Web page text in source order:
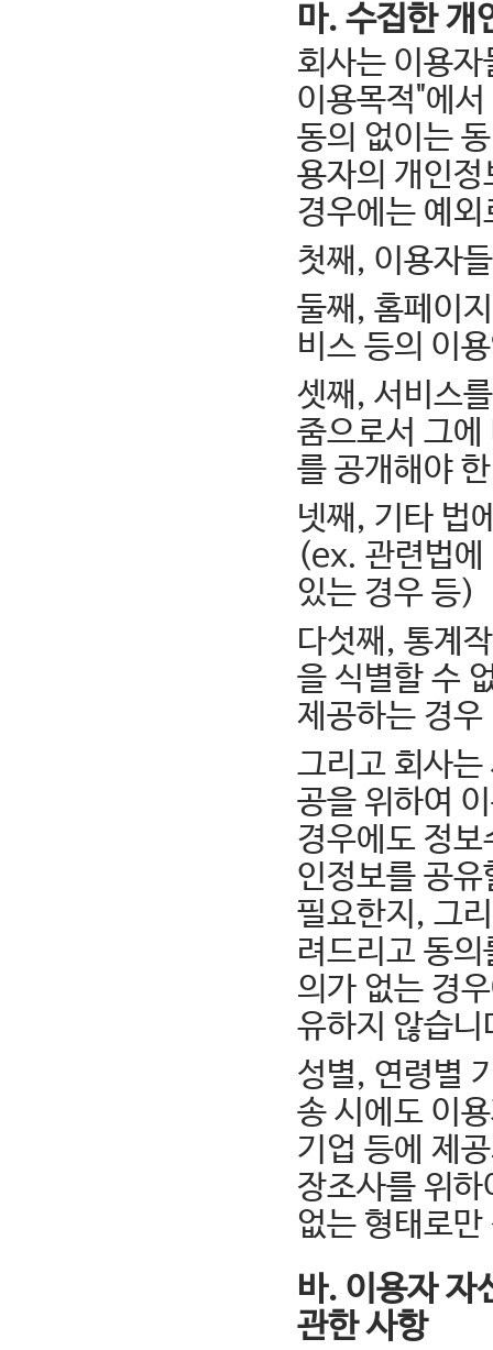
마. 수집한 개
회사는 이용
이용목적"에
동의 없이는
용자의 개인
경우에는 예
첫째, 이용자
둘째, 홈페이
비스 등의 이
셋째, 서비스
줌으로서 그
를 공개해야
넷째, 기타 법
(ex. 관련법에
있는 경우 등)
다섯째, 통계
을 식별할 수
제공하는 경우
그리고 회사
공을 위하여
경우에도 정
인정보를 공
필요한지, 그
려드리고 동
의가 없는 경
유하지 않습니
성별, 연령별
송 시에도 이
기업 등에 제
장조사를 위
없는 형태로
바. 이용자 자
관한 사항